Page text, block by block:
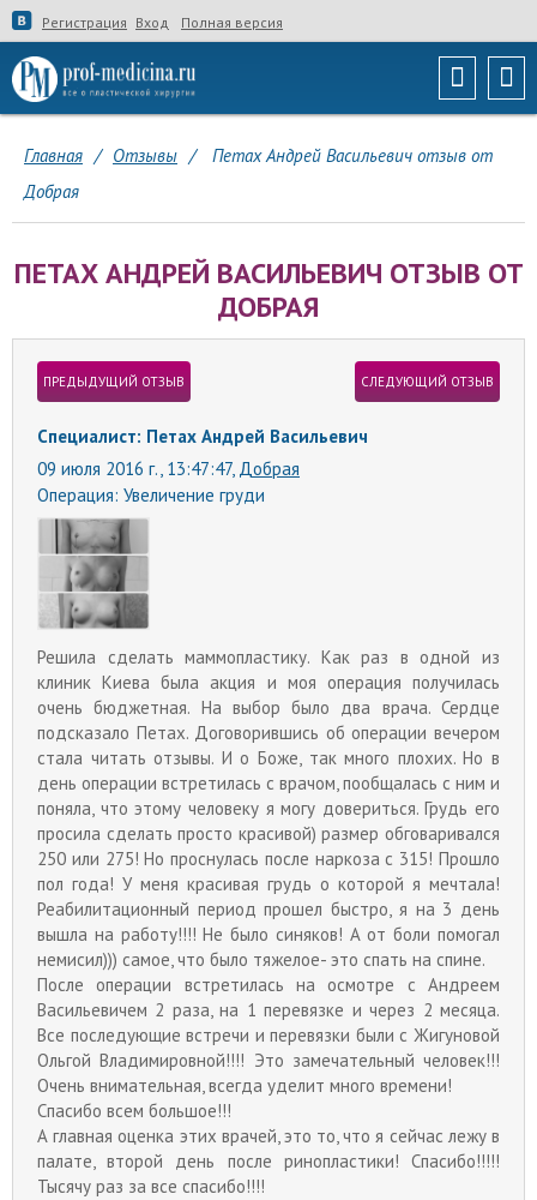
Регистрация Вход Полная версия
Главная / Отзывы /
Петах Андрeй Васильевич отзыв от
Добрая
ПЕТАХ АНДРEЙ ВАСИЛЬЕВИЧ ОТЗЫВ ОТ
ДОБРАЯ
ПРЕДЫДУЩИЙ ОТЗЫВ СЛЕДУЮЩИЙ ОТЗЫВ
Специалист: Петах Андрeй Васильевич
09 июля 2016 г., 13:47:47, Добрая
Операция: Увеличение груди
Решила сделать маммопластику. Как раз в одной из
клиник Киева была акция и моя операция получилась
очень бюджетная. На выбор было два врача. Сердце
подсказало Петах. Договорившись об операции вечером
стала читать отзывы. И о Боже, так много плохих. Но в
день операции встретилась с врачом, пообщалась с ним и
поняла, что этому человеку я могу довериться. Грудь его
просила сделать просто красивой) размер обговаривался
250 или 275! Но проснулась после наркоза с 315! Прошло
пол года! У меня красивая грудь о которой я мечтала!
Реабилитационный период прошел быстро, я на 3 день
вышла на работу!!!! Не было синяков! А от боли помогал
немисил))) самое, что было тяжелое- это спать на спине.
После операции встретилась на осмотре с Андреем
Васильевичем 2 раза, на 1 перевязке и через 2 месяца.
Все последующие встречи и перевязки были с Жигуновой
Ольгой Владимировной!!!! Это замечательный человек!!!
Очень внимательная, всегда уделит много времени!
Спасибо всем большое!!!
А главная оценка этих врачей, это то, что я сейчас лежу в
палате, второй день после ринопластики! Спасибо!!!!!
Тысячу раз за все спасибо!!!!